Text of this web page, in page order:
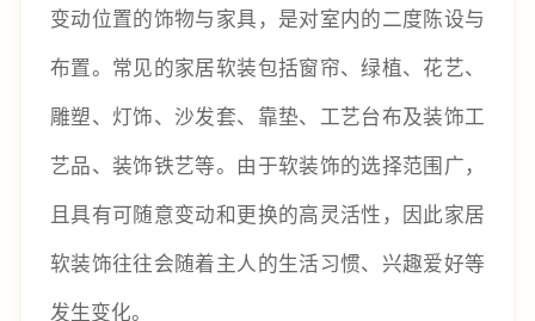
变动位置的饰物与家具，是对室内的二度陈设与
布置。常见的家居软装包括窗帘、绿植、花艺、
雕塑、灯饰、沙发套、靠垫、工艺台布及装饰工
艺品、装饰铁艺等。由于软装饰的选择范围广，
且具有可随意变动和更换的高灵活性，因此家居
软装饰往往会随着主人的生活习惯、兴趣爱好等
发生变化。